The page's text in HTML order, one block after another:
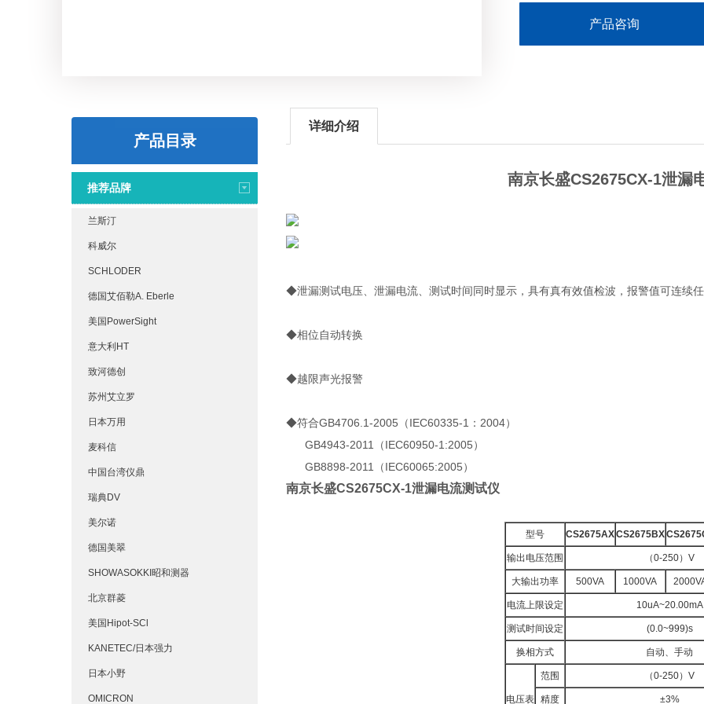
产品咨询
产品目录
推荐品牌
兰斯汀
科威尔
SCHLODER
德国艾佰勒A. Eberle
美国PowerSight
意大利HT
致河德创
苏州艾立罗
日本万用
麦科信
中国台湾仪鼎
瑞典DV
美尔诺
德国美翠
SHOWASOKKI昭和测器
北京群菱
美国Hipot-SCl
KANETEC/日本强力
日本小野
OMICRON
详细介绍
南京长盛CS2675CX-1泄漏
◆泄漏测试电压、泄漏电流、测试时间同时显示，具有真有效值检波，报警值可连续
◆相位自动转换
◆越限声光报警
◆符合GB4706.1-2005（IEC60335-1：2004）
GB4943-2011（IEC60950-1:2005）
GB8898-2011（IEC60065:2005）
南京长盛CS2675CX-1泄漏电流测试仪
型号 CS2675AXCS2675BX
输出电压范围 （0-250）V
大输出功率 500VA 1000VA
电流上限设定 10uA~20.00mA
测试时间设定 (0.0~999)s
换相方式 自动、手动
电压表
范围 （0-250）V
精度 ±3%